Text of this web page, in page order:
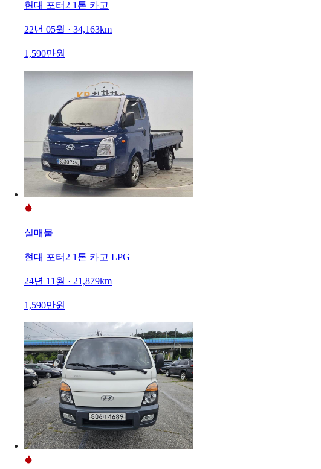
현대 포터2 1톤 카고
22년 05월 · 34,163km
1,590만원
실매물
현대 포터2 1톤 카고 LPG
24년 11월 · 21,879km
1,590만원